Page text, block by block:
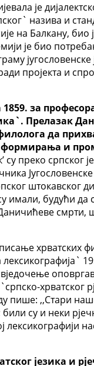
је
назива и
на Балкану, био
је био
југословенске
пројекта и
за
Прелазак
да
формирања и
преко
штокавског
имали, будући
хрватских
пише: ,,Стари
су и неки
језика и